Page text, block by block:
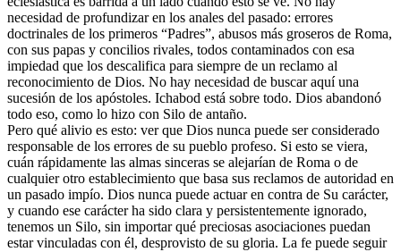
necesidad de profundizar en los anales del pasado: errores
doctrinales de los primeros “Padres”, abusos más groseros de Roma,
con sus papas y concilios rivales, todos contaminados con esa
impiedad que los descalifica para siempre de un reclamo al
reconocimiento de Dios. No hay necesidad de buscar aquí una
sucesión de los apóstoles. Ichabod está sobre todo. Dios abandonó
todo eso, como lo hizo con Silo de antaño.
Pero qué alivio es esto: ver que Dios nunca puede ser considerado
responsable de los errores de su pueblo profeso. Si esto se viera,
cuán rápidamente las almas sinceras se alejarían de Roma o de
cualquier otro establecimiento que basa sus reclamos de autoridad en
un pasado impío. Dios nunca puede actuar en contra de Su carácter,
y cuando ese carácter ha sido clara y persistentemente ignorado,
tenemos un Silo, sin importar qué preciosas asociaciones puedan
estar vinculadas con él, desprovisto de su gloria. La fe puede seguir